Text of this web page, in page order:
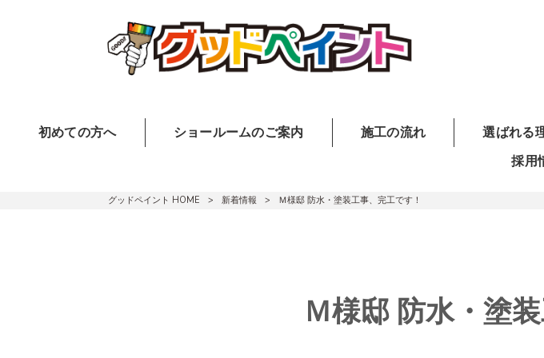
初めての方へ ショールームのご案内 施工の流れ 選ばれる
採用
グッドペイント HOME > 新着情報 > Ｍ様邸 防水・塗装工事、完工です！
Ｍ様邸 防水・塗